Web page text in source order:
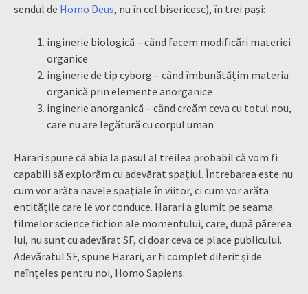
sendul de Homo Deus, nu în cel bisericesc), în trei pași:
inginerie biologică – când facem modificări materiei
organice
inginerie de tip cyborg – când îmbunătățim materia
organică prin elemente anorganice
inginerie anorganică – când creăm ceva cu totul nou,
care nu are legătură cu corpul uman
Harari spune că abia la pasul al treilea probabil că vom fi
capabili să explorăm cu adevărat spațiul. Întrebarea este nu
cum vor arăta navele spațiale în viitor, ci cum vor arăta
entitățile care le vor conduce. Harari a glumit pe seama
filmelor science fiction ale momentului, care, după părerea
lui, nu sunt cu adevărat SF, ci doar ceva ce place publicului.
Adevăratul SF, spune Harari, ar fi complet diferit și de
neînțeles pentru noi, Homo Sapiens.